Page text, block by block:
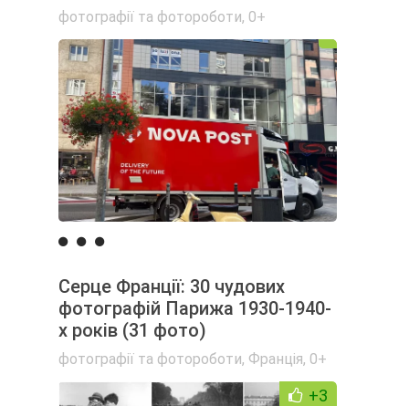
фотографії та фотороботи, 0+
Серце Франції: 30 чудових
фотографій Парижа 1930-1940-
х років (31 фото)
фотографії та фотороботи, Франція, 0+
+3